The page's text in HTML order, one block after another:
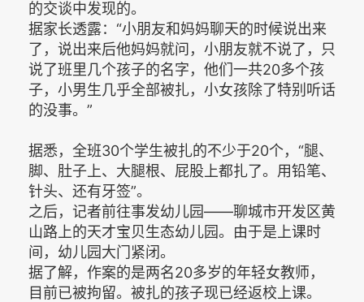
的交谈中发现的。
据家长透露：“小朋友和妈妈聊天的时候说出来
了，说出来后他妈妈就问，小朋友就不说了，只
说了班里几个孩子的名字，他们一共20多个孩
子，小男生几乎全部被扎，小女孩除了特别听话
的没事。”
据悉，全班30个学生被扎的不少于20个，“腿、
脚、肚子上、大腿根、屁股上都扎了。用铅笔、
针头、还有牙签”。
之后，记者前往事发幼儿园——聊城市开发区黄
山路上的天才宝贝生态幼儿园。由于是上课时
间，幼儿园大门紧闭。
据了解，作案的是两名20多岁的年轻女教师，
目前已被拘留。被扎的孩子现已经返校上课。